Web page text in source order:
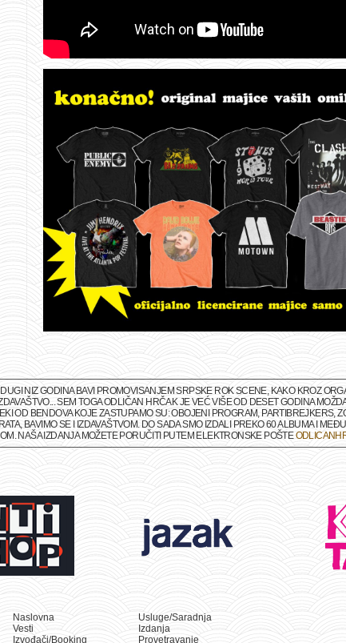
NIZ GODINA BAVI PROMOVISANJEM SRPSKE ROK SCENE, KAKO KROZ
SEM TOGA ODLIČAN HRČAK JE VEĆ VIŠE OD DESET GODINA
OD BENDOVA KOJE ZASTUPAMO SU: OBOJENI PROGRAM, PARTIBREJKERS,
BAVIMO SE I IZDAVAŠTVOM. DO SADA SMO IZDALI PREKO 60 ALBUMA I
NAŠA IZDANJA MOŽETE PORUČITI PUTEM ELEKTRONSKE POŠTE
Naslovna
Vesti
Izvođači/Booking
Usluge/Saradnja
Izdanja
Provetravanje